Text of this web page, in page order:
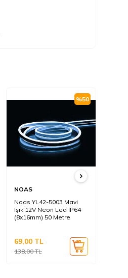
%50
NOAS
Noas YL42-5003 Mavi
Işık 12V Neon Led IP64
(8x16mm) 50 Metre
138,00TL
69,00 TL